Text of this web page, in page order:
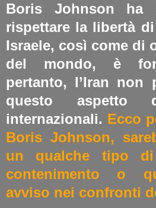
Boris Johnson ha
rispettare la libertà
Israele, così come di
del mondo, è
pertanto, l’Iran non
questo aspetto
internazionali. Ecco
Boris Johnson,
un qualche tipo
contenimento o
avviso nei confronti